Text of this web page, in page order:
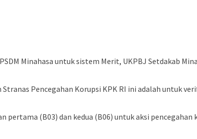
Minahasa untuk sistem Merit, UKPBJ Setdakab
Pencegahan Korupsi KPK RI ini adalah untuk
(B03) dan kedua (B06) untuk aksi pencegahan